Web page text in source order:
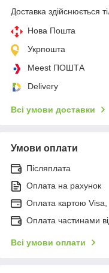
Доставка здійснюється
Нова Пошта
Укрпошта
Meest ПОШТА
Delivery
Всі умови доставки
Умови оплати
Післяплата
Оплата на рахунок
Оплата картою
Оплата частинами
Всі умови оплати